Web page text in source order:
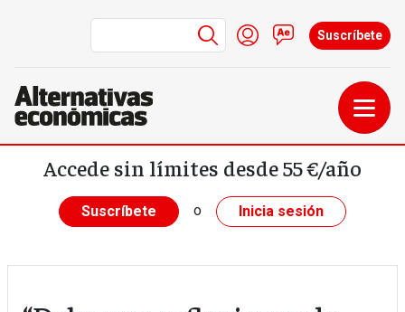
Pasar al contenido principal
Menú de cuenta de
Iniciar sesión
Contacto
Suscríbete
Accede sin límites desde 55 €/año
Suscríbete o Inicia sesión